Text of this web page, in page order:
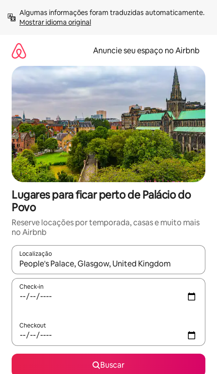
para
Mostrar idioma original
Anuncie seu espaço no Airbnb
Lugares para ficar perto de Palácio do
Povo
Reserve locações por temporada, casas e muito mais
no Airbnb
Localização
Quando os resultados estiverem disponíveis, explore-os
Check-in
Checkout
Buscar